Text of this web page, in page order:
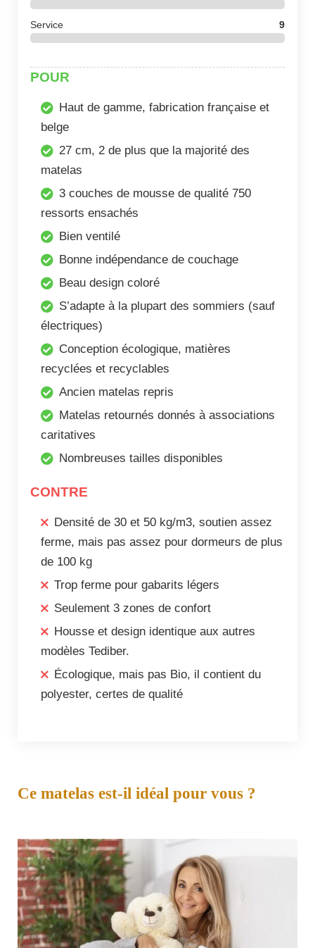
Service 9
POUR
Haut de gamme, fabrication française et
belge
27 cm, 2 de plus que la majorité des
matelas
3 couches de mousse de qualité 750
ressorts ensachés
Bien ventilé
Bonne indépendance de couchage
Beau design coloré
S’adapte à la plupart des sommiers (sauf
électriques)
Conception écologique, matières
recyclées et recyclables
Ancien matelas repris
Matelas retournés donnés à associations
caritatives
Nombreuses tailles disponibles
CONTRE
Densité de 30 et 50 kg/m3, soutien assez
ferme, mais pas assez pour dormeurs de plus
de 100 kg
Trop ferme pour gabarits légers
Seulement 3 zones de confort
Housse et design identique aux autres
modèles Tediber.
Écologique, mais pas Bio, il contient du
polyester, certes de qualité
Ce matelas est-il idéal pour vous ?